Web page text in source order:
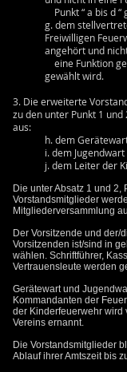
Punkt “ a bis d “
g. dem
Freiwilligen
angehört und
eine Funktion
gewählt wird.
3. Die erweiterte
zu den unter Punkt 1
aus:
h. dem
i. dem Jugendwart
j. dem Leiter der
Die unter Absatz 1 und 2,
Vorstandsmitglieder
Mitgliederversammlung
Der Vorsitzende und der/
Vorsitzenden ist/sind in
wählen. Schriftführer,
Vertrauensleute werden
Gerätewart und
Kommandanten der
der Kinderfeuerwehr wird
Vereins ernannt.
Die Vorstandsmitglieder
Ablauf ihrer Amtszeit bis